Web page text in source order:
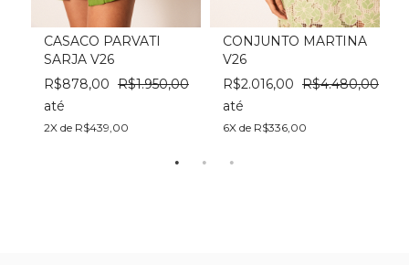
CASACO PARVATI
SARJA V26
R$878,00 R$1.950,00
até
2X de R$439,00
CONJUNTO MARTINA
V26
R$2.016,00 R$4.480,00
até
6X de R$336,00